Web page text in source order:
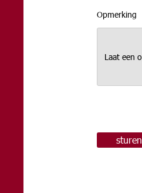
Opmerking
sturen